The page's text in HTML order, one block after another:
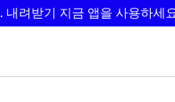
내려받기 지금 앱을 사용하세